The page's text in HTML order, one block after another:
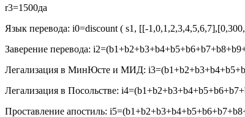
r3=1500да
Язык перевода: i0=discount ( s1, [[-
Заверение перевода:
Легализация в МинЮсте и МИД:
Легализация в Посольстве:
Проставление апостиль: